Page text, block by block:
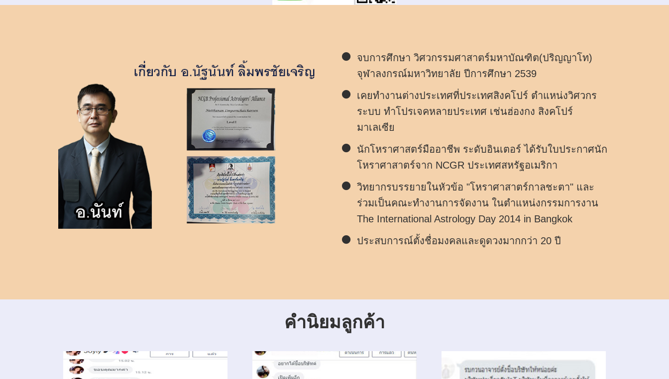
จบการศึกษา วิศวกรรมศาสาตร์มหาบัณฑิต(ปริญญาโท)
จุฬาลงกรณ์มหาวิทยาลัย ปีการศึกษา 2539
เคยทำงานต่างประเทศที่ประเทศสิงคโปร์ ตำแหน่งวิศวกร
ระบบ ทำโปรเจคหลายประเทศ เช่นฮ่องกง สิงคโปร์
มาเลเซีย
นักโหราศาสตร์มืออาชีพ ระดับอินเตอร์ ได้รับใบประกาศนัก
โหราศาสาตร์จาก NCGR ประเทศสหรัฐอเมริกา
วิทยากรบรรยายในหัวข้อ "โหราศาสาตร์กาลชะตา" และ
ร่วมเป็นคณะทำงานการจัดงาน ในตำแหน่งกรรมการงาน
The International Astrology Day 2014 in Bangkok
ประสบการณ์ตั้งชื่อมงคลและดูดวงมากกว่า 20 ปี
คำนิยมลูกค้า